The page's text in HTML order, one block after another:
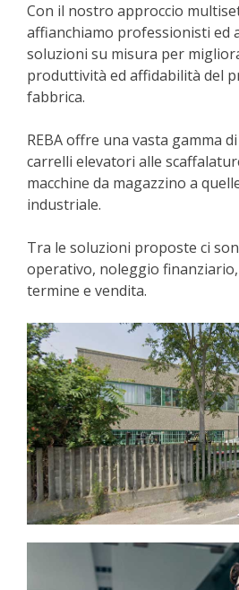
Con il nostro approccio
affianchiamo professionisti ed
soluzioni su misura per
produttività ed affidabilità del
fabbrica.
REBA offre una vasta gamma
carrelli elevatori alle
macchine da magazzino a
industriale.
Tra le soluzioni proposte ci
operativo, noleggio
termine e vendita.